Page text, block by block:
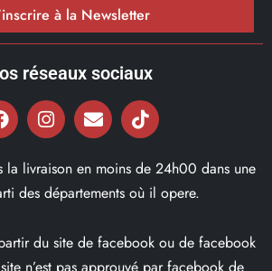
à la Newsletter
réseaux sociaux
la livraison en moins de 24h00 dans une
des départements où il opere.
du site de facebook ou de facebook